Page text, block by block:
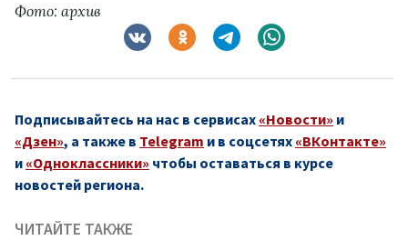
Фото: архив
Подписывайтесь на нас в сервисах «Новости» и
«Дзен», а также в Telegram и в соцсетях «ВКонтакте»
и «Одноклассники» чтобы оставаться в курсе
новостей региона.
ЧИТАЙТЕ ТАКЖЕ